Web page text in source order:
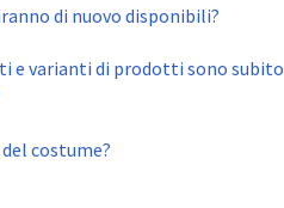
di nuovo disponibili?
e varianti di prodotti sono subito
costume?